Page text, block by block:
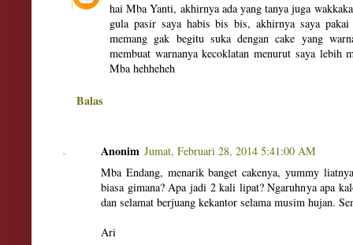
hai Mba Yanti, akhirnya ada yang tanya juga
gula pasir saya habis bis bis, akhirnya saya
memang gak begitu suka dengan cake yang
membuat warnanya kecoklatan menurut saya lebih
Mba hehheheh
Balas
Anonim Jumat, Februari 28, 2014 5:41:00 AM
Mba Endang, menarik banget cakenya, yummy
biasa gimana? Apa jadi 2 kali lipat? Ngaruhnya apa
dan selamat berjuang kekantor selama musim hujan.
Ari